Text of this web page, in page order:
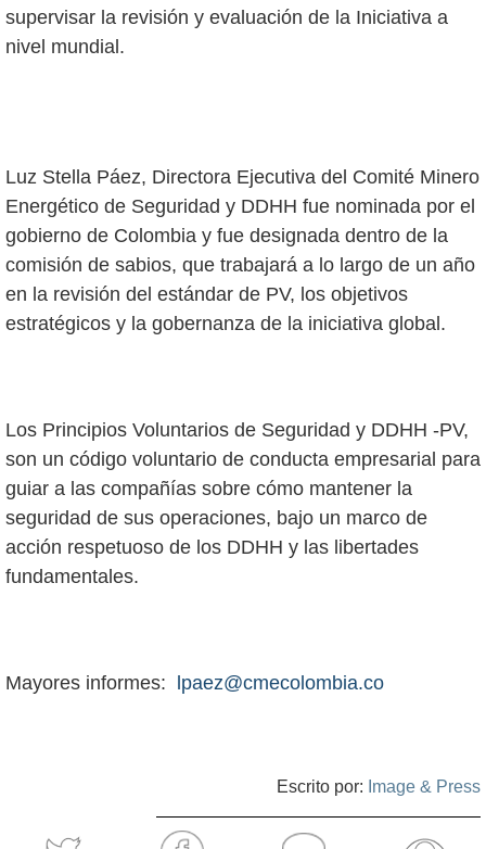
supervisar la revisión y evaluación de la Iniciativa a
nivel mundial.
Luz Stella Páez, Directora Ejecutiva del Comité Minero
Energético de Seguridad y DDHH fue nominada por el
gobierno de Colombia y fue designada dentro de la
comisión de sabios, que trabajará a lo largo de un año
en la revisión del estándar de PV, los objetivos
estratégicos y la gobernanza de la iniciativa global.
Los Principios Voluntarios de Seguridad y DDHH -PV,
son un código voluntario de conducta empresarial para
guiar a las compañías sobre cómo mantener la
seguridad de sus operaciones, bajo un marco de
acción respetuoso de los DDHH y las libertades
fundamentales.
Mayores informes: lpaez@cmecolombia.co
Escrito por: Image & Press